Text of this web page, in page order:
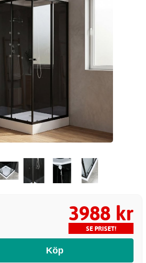
3988 kr
SE PRISET!